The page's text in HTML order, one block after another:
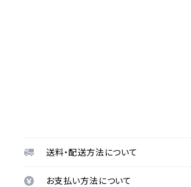
送料・配送方法について
お支払い方法について